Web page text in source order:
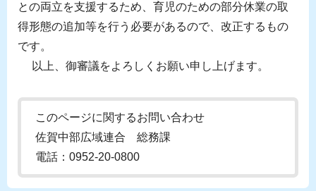
との両立を支援するため、育児のための部分休業の取
得形態の追加等を行う必要があるので、改正するもの
です。
以上、御審議をよろしくお願い申し上げます。
このページに関するお問い合わせ
佐賀中部広域連合 総務課
電話：0952-20-0800